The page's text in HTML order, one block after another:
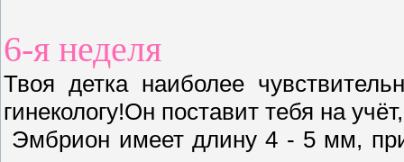
6-я неделя
Твоя детка наиболее
гинекологу!Он поставит тебя на
Эмбрион имеет длину 4 - 5 мм,